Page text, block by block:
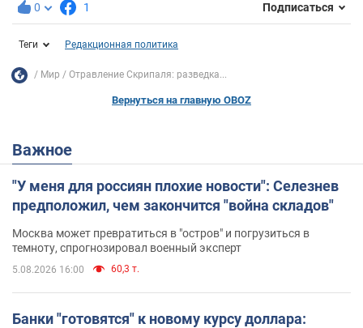
0 1 Подписаться
Теги Редакционная политика
Мир Отравление Скрипаля: разведка...
Вернуться на главную OBOZ
Важное
"У меня для россиян плохие новости": Селезнев
предположил, чем закончится "война складов"
Москва может превратиться в "остров" и погрузиться в
темноту, спрогнозировал военный эксперт
5.08.2026 16:00 60,3 т.
Банки "готовятся" к новому курсу доллара: